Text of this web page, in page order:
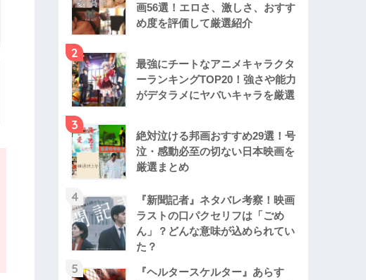
画56選！エロさ、激しさ、おすす
め度を評価して厳選紹介
2
最強にチートなアニメキャラクタ
ーランキングTOP20！強さや能力
がデタラメにヤバいキャラを厳選
3
絶対泣ける邦画おすすめ29選！号
泣・感動必至の切ない日本映画を
厳選まとめ
4
『新聞記者』ネタバレ考察！映画
ラストの口パクセリフは「ごめ
ん」？どんな意味が込められてい
た？
5
『ヘルタースケルター』あらす